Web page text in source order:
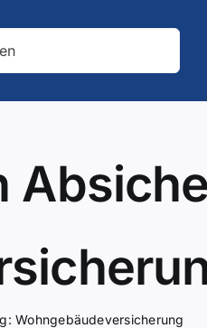
Wohngebäudeversicherung